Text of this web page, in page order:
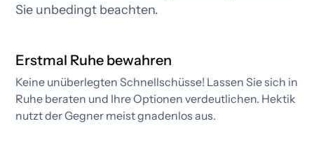
Sie unbedingt beachten.
Erstmal Ruhe bewahren
Keine unüberlegten Schnellschüsse! Lassen Sie sich in
Ruhe beraten und Ihre Optionen verdeutlichen. Hektik
nutzt der Gegner meist gnadenlos aus.